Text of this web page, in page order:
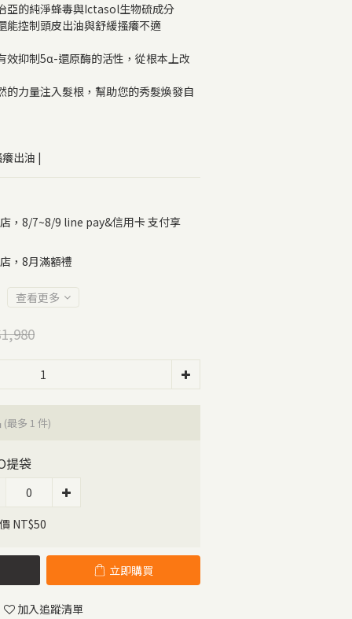
亞的純淨蜂毒與Ictasol生物硫成分
能控制頭皮出油與舒緩搔癢不適
效抑制5α-還原酶的活性，從根本上改
的力量注入髮根，幫助您的秀髮煥發自
出油 |
，8/7~8/9 line pay&信用卡 支付享
，8月滿額禮
查看更多
(最多 1 件)
提袋
NT$50
立即購買
加入追蹤清單